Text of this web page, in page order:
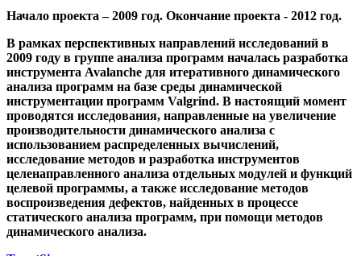
Начало проекта – 2009 год. Окончание проекта - 2012 год.
В рамках перспективных направлений исследований в
2009 году в группе анализа программ началась разработка
инструмента Avalanche для итеративного динамического
анализа программ на базе среды динамической
инструментации программ Valgrind. В настоящий момент
проводятся исследования, направленные на увеличение
производительности динамического анализа с
использованием распределенных вычислений,
исследование методов и разработка инструментов
целенаправленного анализа отдельных модулей и функций
целевой программы, а также исследование методов
воспроизведения дефектов, найденных в процессе
статического анализа программ, при помощи методов
динамического анализа.